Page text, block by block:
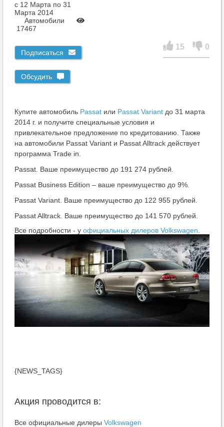
c 12 Марта по 31
Марта 2014
Автомобили
17467
Подписаться
Обсудить
15 0
Купите автомобиль Passat или Passat Variant до 31 марта
2014 г. и получите специальные условия и
привлекательное предложение по кредитованию. Также
на автомобили Passat Variant и Passat Alltrack действует
программа Trade in.
Passat. Ваше преимущество до 191 274 рублей.
Passat Business Edition – ваше преимущество до 9%.
Passat Variant. Ваше преимущество до 122 955 рублей.
Passat Alltrack. Ваше преимущество до 141 570 рублей.
Все подробности - у официальных дилеров Volkswagen
{NEWS_TAGS}
Акция проводится в:
Все официальные дилеры Volkswagen